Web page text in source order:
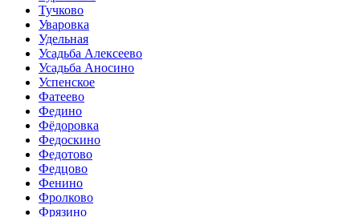
Тучково
Уваровка
Удельная
Усадьба Алексеево
Усадьба Аносино
Успенское
Фатеево
Федино
Фёдоровка
Федоскино
Федотово
Федцово
Фенино
Фролково
Фрязино